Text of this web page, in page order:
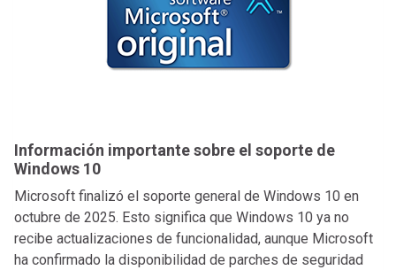
Información importante sobre el soporte de
Windows 10
Microsoft finalizó el soporte general de Windows 10 en
octubre de 2025. Esto significa que Windows 10 ya no
recibe actualizaciones de funcionalidad, aunque Microsoft
ha confirmado la disponibilidad de parches de seguridad